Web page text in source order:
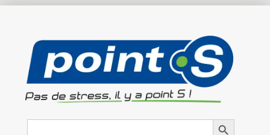
Search
Search Button